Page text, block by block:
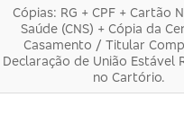
Cópias: RG + CPF + Cartão
Saúde (CNS) + Cópia da
Casamento / Titular
Declaração de União Estável
no Cartório.